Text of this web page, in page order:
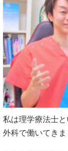
私は理学療法士
外科で働いてきま